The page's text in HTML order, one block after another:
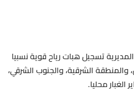
تسجيل هبات رياح قوية نسبيا
الشرقية، والجنوب الشرقي،
الغبار محليا.